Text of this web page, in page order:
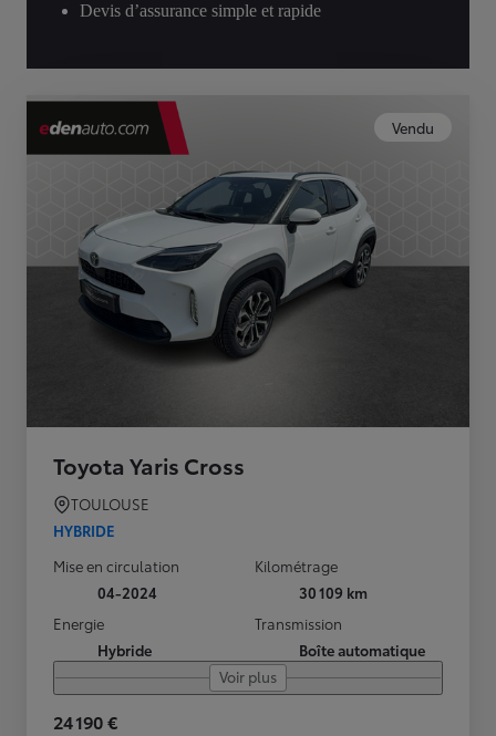
Devis d’assurance simple et rapide
Vendu
Toyota Yaris Cross
TOULOUSE
HYBRIDE
Mise en circulation
04-2024
Kilométrage
30 109 km
Energie
Hybride
Transmission
Boîte automatique
Voir plus
24 190 €